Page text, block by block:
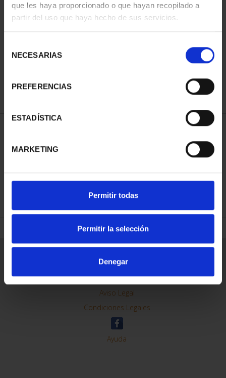
que les haya proporcionado o que hayan recopilado a
partir del uso que haya hecho de sus servicios.
NECESARIAS
PREFERENCIAS
ESTADÍSTICA
MARKETING
Permitir todas
Permitir la selección
Denegar
145,00 €
REFINAR
Contacto
Preguntas Frequentes (FAQs)
Aviso Legal
Condiciones Legales
Ayuda